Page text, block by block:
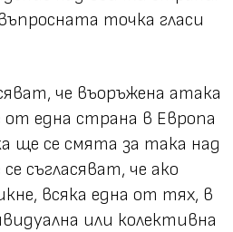
точка гласи
че въоръжена атака
от една страна в Европа
ще се смята за така над
съгласяват, че ако
всяка една от тях, в
или колективна